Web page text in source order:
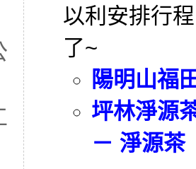
以利安排行
了~
陽明山福
坪林淨源
－ 淨源茶